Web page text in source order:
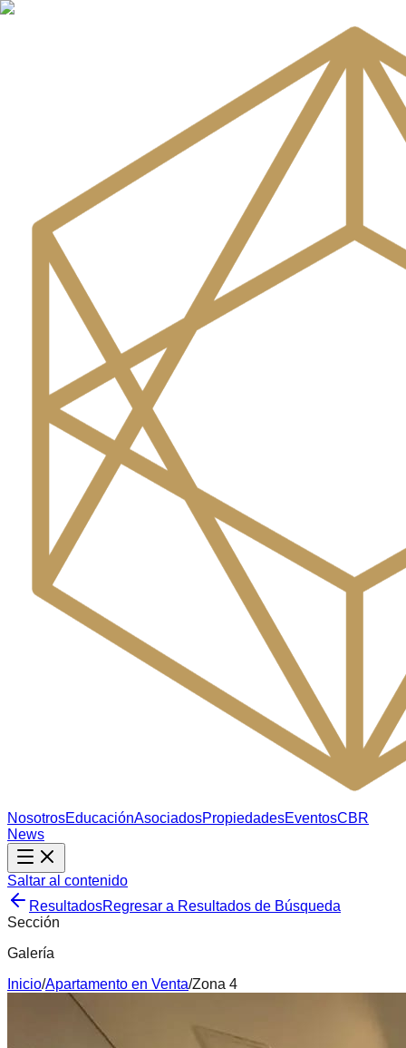
NosotrosEducaciónAsociadosPropiedadesEventosCBR
News
Saltar al contenido
ResultadosRegresar a Resultados de Búsqueda
Sección
Galería
Inicio/Apartamento en Venta/Zona 4